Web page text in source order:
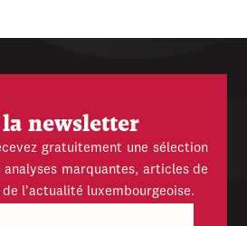
newsletter
gratuitement une sélection
marquantes, articles de
l'actualité luxembourgeoise.